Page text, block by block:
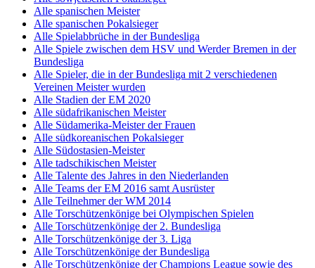
Alle spanischen Meister
Alle spanischen Pokalsieger
Alle Spielabbrüche in der Bundesliga
Alle Spiele zwischen dem HSV und Werder Bremen in der
Bundesliga
Alle Spieler, die in der Bundesliga mit 2 verschiedenen
Vereinen Meister wurden
Alle Stadien der EM 2020
Alle südafrikanischen Meister
Alle Südamerika-Meister der Frauen
Alle südkoreanischen Pokalsieger
Alle Südostasien-Meister
Alle tadschikischen Meister
Alle Talente des Jahres in den Niederlanden
Alle Teams der EM 2016 samt Ausrüster
Alle Teilnehmer der WM 2014
Alle Torschützenkönige bei Olympischen Spielen
Alle Torschützenkönige der 2. Bundesliga
Alle Torschützenkönige der 3. Liga
Alle Torschützenkönige der Bundesliga
Alle Torschützenkönige der Champions League sowie des